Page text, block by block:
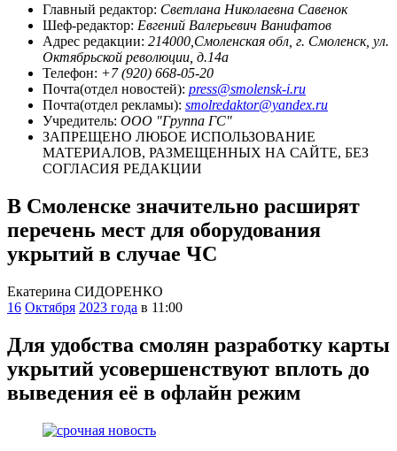
Главный редактор: Светлана Николаевна Савенок
Шеф-редактор: Евгений Валерьевич Ванифатов
Адрес редакции: 214000,Смоленская обл, г. Смоленск, ул.
Октябрьской революции, д.14а
Телефон: +7 (920) 668-05-20
Почта(отдел новостей): press@smolensk-i.ru
Почта(отдел рекламы): smolredaktor@yandex.ru
Учредитель: ООО "Группа ГС"
ЗАПРЕЩЕНО ЛЮБОЕ ИСПОЛЬЗОВАНИЕ
МАТЕРИАЛОВ, РАЗМЕЩЕННЫХ НА САЙТЕ, БЕЗ
СОГЛАСИЯ РЕДАКЦИИ
В Смоленске значительно расширят
перечень мест для оборудования
укрытий в случае ЧС
Екатерина СИДОРЕНКО
16 Октября 2023 года в 11:00
Для удобства смолян разработку карты
укрытий усовершенствуют вплоть до
выведения её в офлайн режим